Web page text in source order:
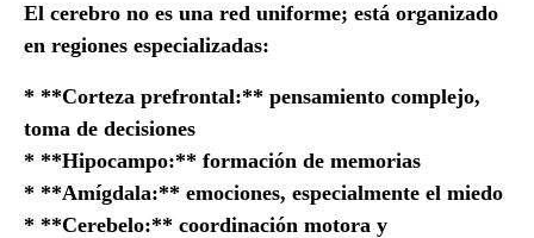
El cerebro no es una red uniforme; está organizado
en regiones especializadas:
* **Corteza prefrontal:** pensamiento complejo,
toma de decisiones
* **Hipocampo:** formación de memorias
* **Amígdala:** emociones, especialmente el miedo
* **Cerebelo:** coordinación motora y